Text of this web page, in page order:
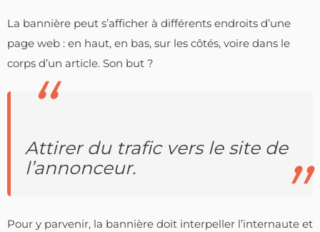
La bannière peut s’afficher à différents endroits d’une
page web : en haut, en bas, sur les côtés, voire dans le
corps d’un article. Son but ?
Attirer du trafic vers le site de
l’annonceur.
Pour y parvenir, la bannière doit interpeller l’internaute et